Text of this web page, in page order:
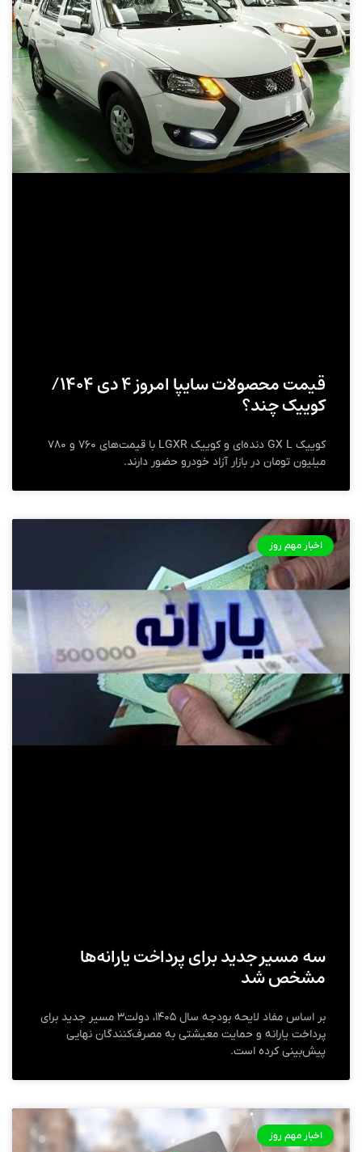
قیمت محصولات سایپا امروز ۴ دی ۱۴۰۴/
کوییک چند؟
کوییک GX L دنده‌ای و کوییک LGXR با قیمت‌های ۷۶۰ و ۷۸۰
میلیون تومان در بازار آزاد خودرو حضور دارند.
اخبار مهم روز
سه مسیر جدید برای پرداخت یارانه‌ها
مشخص شد
بر اساس مفاد لایحه بودجه سال ۱۴۰۵، دولت۳ مسیر جدید برای
پرداخت یارانه و حمایت معیشتی به مصرف‌کنندگان نهایی
پیش‌بینی کرده است.
اخبار مهم روز